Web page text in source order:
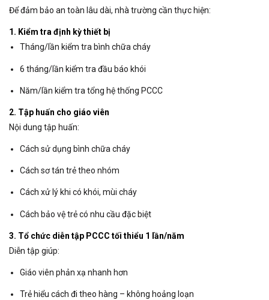
Để đảm bảo an toàn lâu dài, nhà trường cần thực hiện:
1. Kiểm tra định kỳ thiết bị
Tháng/lần kiểm tra bình chữa cháy
6 tháng/lần kiểm tra đầu báo khói
Năm/lần kiểm tra tổng hệ thống PCCC
2. Tập huấn cho giáo viên
Nội dung tập huấn:
Cách sử dụng bình chữa cháy
Cách sơ tán trẻ theo nhóm
Cách xử lý khi có khói, mùi cháy
Cách bảo vệ trẻ có nhu cầu đặc biệt
3. Tổ chức diễn tập PCCC tối thiểu 1 lần/năm
Diễn tập giúp:
Giáo viên phản xạ nhanh hơn
Trẻ hiểu cách đi theo hàng – không hoảng loạn